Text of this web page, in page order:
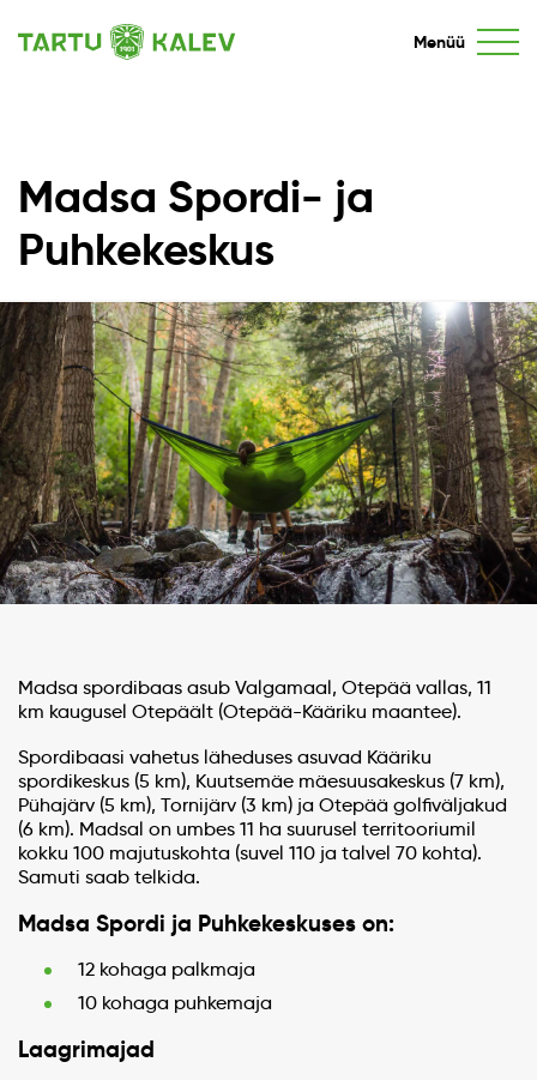
Menüü
Madsa Spordi- ja
Puhkekeskus
Madsa spordibaas asub Valgamaal, Otepää vallas, 11
km kaugusel Otepäält (Otepää-Kääriku maantee).
Spordibaasi vahetus läheduses asuvad Kääriku
spordikeskus (5 km), Kuutsemäe mäesuusakeskus (7 km),
Pühajärv (5 km), Tornijärv (3 km) ja Otepää golfiväljakud
(6 km). Madsal on umbes 11 ha suurusel territooriumil
kokku 100 majutuskohta (suvel 110 ja talvel 70 kohta).
Samuti saab telkida.
Madsa Spordi ja Puhkekeskuses on:
12 kohaga palkmaja
10 kohaga puhkemaja
Laagrimajad